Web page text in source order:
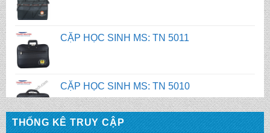
CẶP HỌC SINH MS: TN 5010
CẶP HỌC SINH MS: TN 5009
CẶP HỌC SINH MS: TN 5008
THỐNG KÊ TRUY CẬP